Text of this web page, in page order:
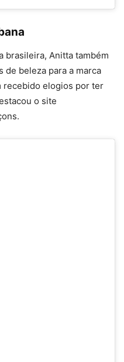
brasileira, Anitta também
de beleza para a marca
recebido elogios por ter
o site